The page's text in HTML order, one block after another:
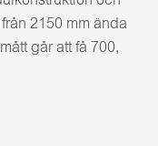
2150 mm ända
går att få 700,